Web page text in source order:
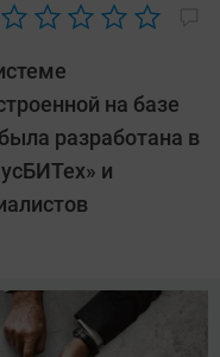
на базе
разработана в
и